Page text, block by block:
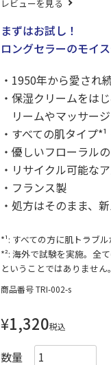
レビューを見る
まずはお試し！
ロングセラーのモイ
1950年から愛され
保湿クリームをは
リームやマッサー
すべての肌タイプ
優しいフローラル
リサイクル可能な
フランス製
処方はそのまま、
*¹: すべての方に肌トラブ
*²: 海外で試験を実施。全
ということではありません。
商品番号TRI-002-s
¥1,320税込